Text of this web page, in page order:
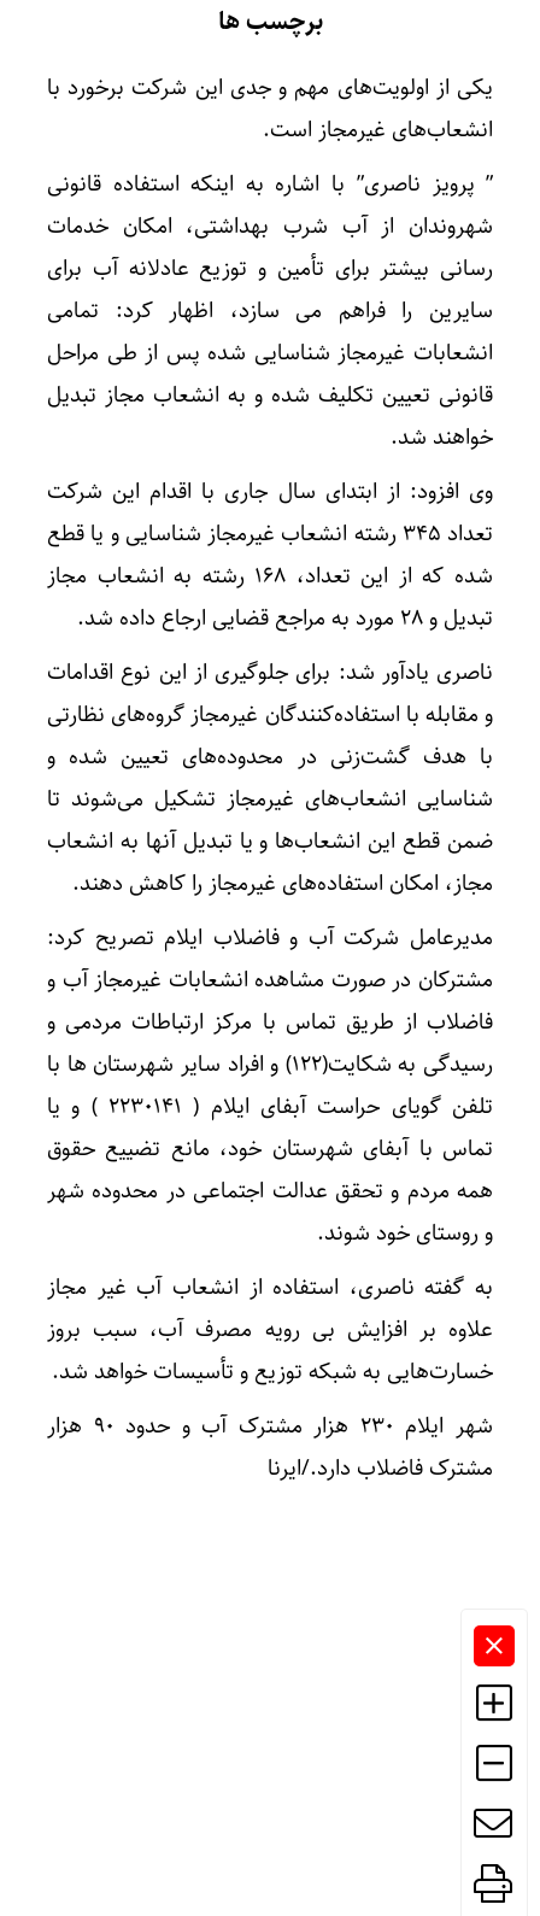
برچسب ها
یکی از اولویت‌های مهم و جدی این شرکت برخورد با
انشعاب‌های غیرمجاز است.
” پرویز ناصری” با اشاره به اینکه استفاده قانونی
شهروندان از آب شرب بهداشتی، امکان خدمات
رسانی بیشتر برای تأمین و توزیع عادلانه آب برای
سایرین را فراهم می سازد، اظهار کرد: تمامی
انشعابات غیرمجاز شناسایی شده پس از طی مراحل
قانونی تعیین تکلیف شده و به انشعاب مجاز تبدیل
خواهند شد.
وی افزود: از ابتدای سال جاری با اقدام این شرکت
تعداد ۳۴۵ رشته انشعاب غیرمجاز شناسایی و یا قطع
شده که از این تعداد، ۱۶۸ رشته به انشعاب مجاز
تبدیل و ۲۸ مورد به مراجع قضایی ارجاع داده شد.
ناصری یادآور شد: برای جلوگیری از این نوع اقدامات
و مقابله با استفاده‌کنندگان غیرمجاز گروه‌های نظارتی
با هدف گشت‌زنی در محدوده‌های تعیین شده و
شناسایی انشعاب‌های غیرمجاز تشکیل می‌شوند تا
ضمن قطع این انشعاب‌ها و یا تبدیل آنها به انشعاب
مجاز، امکان استفاده‌های غیرمجاز را کاهش دهند.
مدیرعامل شرکت آب و فاضلاب ایلام تصریح کرد:
مشترکان در صورت مشاهده انشعابات غیرمجاز آب و
فاضلاب از طریق تماس با مرکز ارتباطات مردمی و
رسیدگی به شکایت(۱۲۲) و افراد سایر شهرستان ها با
تلفن گویای حراست آبفای ایلام ( ۲۲۳۰۱۴۱ ) و یا
تماس با آبفای شهرستان خود، مانع تضییع حقوق
همه مردم و تحقق عدالت اجتماعی در محدوده شهر
و روستای خود شوند.
به گفته ناصری، استفاده از انشعاب آب غیر مجاز
علاوه بر افزایش بی رویه مصرف آب، سبب بروز
خسارت‌هایی به شبکه توزیع و تأسیسات خواهد شد.
شهر ایلام ۲۳۰ هزار مشترک آب و حدود ۹۰ هزار
مشترک فاضلاب دارد./ایرنا